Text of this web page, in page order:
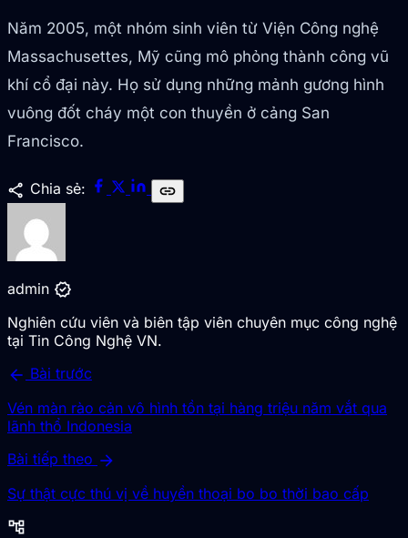
Năm 2005, một nhóm sinh viên từ Viện Công nghệ
Massachusettes, Mỹ cũng mô phỏng thành công vũ
khí cổ đại này. Họ sử dụng những mảnh gương hình
vuông đốt cháy một con thuyền ở cảng San
Francisco.
share Chia sẻ: link
admin verified
Nghiên cứu viên và biên tập viên chuyên mục công nghệ
tại Tin Công Nghệ VN.
arrow_back Bài trước
Vén màn rào cản vô hình tồn tại hàng triệu năm vắt qua
lãnh thổ Indonesia
Bài tiếp theo arrow_forward
Sự thật cực thú vị về huyền thoại bo bo thời bao cấp
account_tree